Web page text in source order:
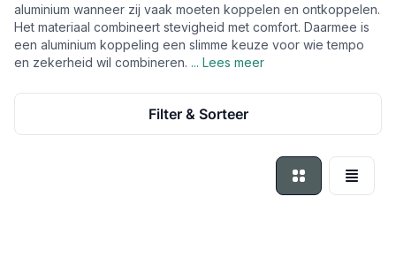
aluminium wanneer zij vaak moeten koppelen en ontkoppelen.
Het materiaal combineert stevigheid met comfort. Daarmee is
een aluminium koppeling een slimme keuze voor wie tempo
en zekerheid wil combineren. ... Lees meer
Filter & Sorteer
Foto-tabelLijst